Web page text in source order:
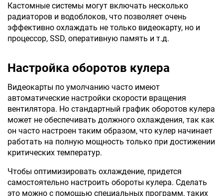
Кастомные системы могут включать несколько
радиаторов и водоблоков, что позволяет очень
эффективно охлаждать не только видеокарту, но и
процессор, SSD, оперативную память и т.д.
Настройка оборотов кулера
Видеокарты по умолчанию часто имеют
автоматические настройки скорости вращения
вентилятора. Но стандартный график оборотов кулера
может не обеспечивать должного охлаждения, так как
он часто настроен таким образом, что кулер начинает
работать на полную мощность только при достижении
критических температур.
Чтобы оптимизировать охлаждение, придется
самостоятельно настроить обороты кулера. Сделать
это можно с помощью специальных программ, таких